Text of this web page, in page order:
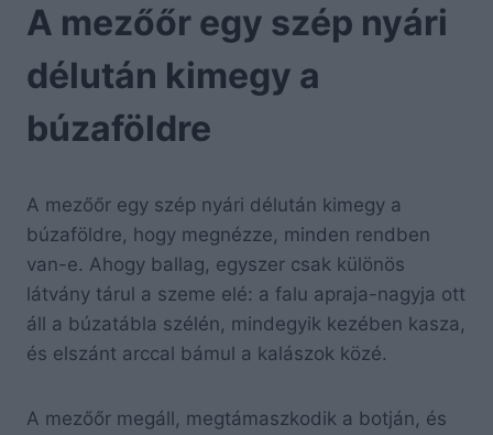
A mezőőr egy szép nyári
délután kimegy a
búzaföldre
A mezőőr egy szép nyári délután kimegy a
búzaföldre, hogy megnézze, minden rendben
van-e. Ahogy ballag, egyszer csak különös
látvány tárul a szeme elé: a falu apraja-nagyja ott
áll a búzatábla szélén, mindegyik kezében kasza,
és elszánt arccal bámul a kalászok közé.
A mezőőr megáll, megtámaszkodik a botján, és